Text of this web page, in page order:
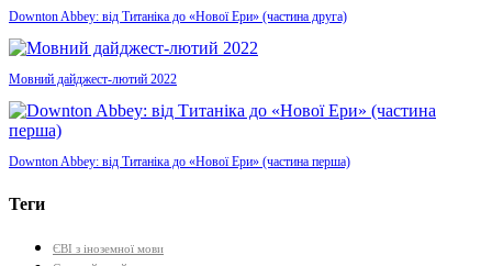
Downton Abbey: від Титаніка до «Нової Ери» (частина друга)
Мовний дайджест-лютий 2022
Downton Abbey: від Титаніка до «Нової Ери» (частина перша)
Теги
ЄВІ з іноземної мови